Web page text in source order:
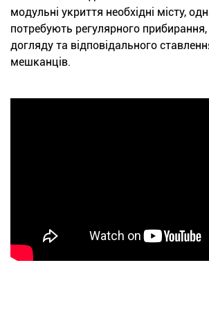
модульні укриття необхідні місту,
потребують регулярного
догляду та відповідального
мешканців.